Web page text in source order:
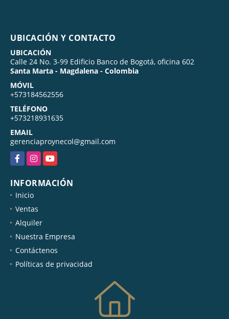
UBICACIÓN Y CONTACTO
UBICACIÓN
Calle 24 No. 3-99 Edificio Banco de Bogotá, oficina 602
Santa Marta - Magdalena - Colombia
MÓVIL
+573184562556
TELÉFONO
+573218931635
EMAIL
gerenciaproynecol@gmail.com
FacebookInstagramYouTube
INFORMACIÓN
Inicio
Ventas
Alquiler
Nuestra Empresa
Contáctenos
Políticas de privacidad